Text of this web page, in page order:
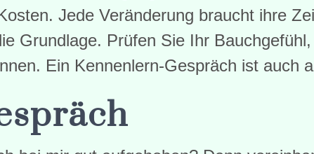
Jede Veränderung braucht ihre
Grundlage. Prüfen Sie Ihr
Ein Kennenlern-Gespräch ist auch